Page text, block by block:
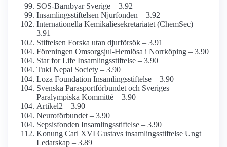
SOS-Barnbyar Sverige – 3.92
Insamlings­stiftelsen Njurfonden – 3.92
Internationella Kemikalie­sekretariatet (ChemSec) –
3.91
Stiftelsen Forska utan djurförsök – 3.91
Föreningen Omsorgsjul-Hemlösa i Norrköping – 3.90
Star for Life Insamlings­stiftelse – 3.90
Tuki Nepal Society – 3.90
Loza Foundation Insamlings­stiftelse – 3.90
Svenska Parasportförbundet och Sveriges
Paralympiska Kommitté – 3.90
Artikel2 – 3.90
Neuro­förbundet – 3.90
Sepsisfonden Insamlings­stiftelse – 3.90
Konung Carl XVI Gustavs insamlings­stiftelse Ungt
Ledarskap – 3.89